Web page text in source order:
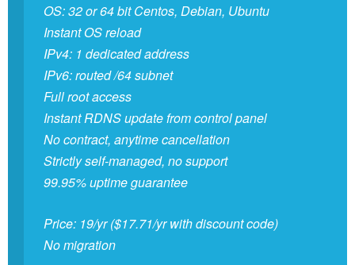
OS: 32 or 64 bit Centos, Debian, Ubuntu
Instant OS reload
IPv4: 1 dedicated address
IPv6: routed /64 subnet
Full root access
Instant RDNS update from control panel
No contract, anytime cancellation
Strictly self-managed, no support
99.95% uptime guarantee
Price: 19/yr ($17.71/yr with discount code)
No migration